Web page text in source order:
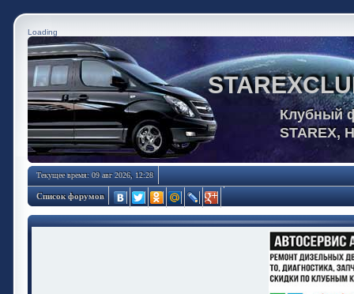
Loading
Клубный
STAREX,
Текущее время: 09 авг 2026, 12:28
Список форумов